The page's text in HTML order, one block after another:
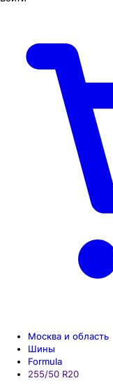
Москва и область
Шины
Formula
255/50 R20